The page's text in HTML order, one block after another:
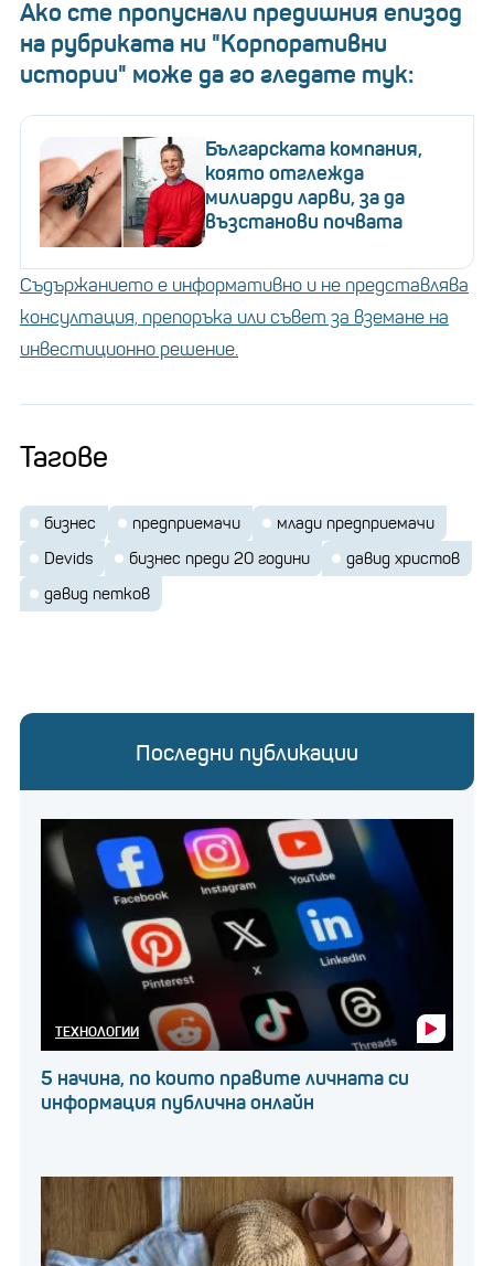
Ако сте пропуснали предишния епизод
на рубриката ни "Корпоративни
истории" може да го гледате тук:
Българската компания,
която отглежда
милиарди ларви, за да
възстанови почвата
Съдържанието е информативно и не представлява
консултация, препоръка или съвет за вземане на
инвестиционно решение.
Тагове
бизнес предприемачи
млади предприемачи
Devids
бизнес преди 20 години
давид христов
давид петков
Последни публикации
ТЕХНОЛОГИИ
5 начина, по които правите личната си
информация публична онлайн